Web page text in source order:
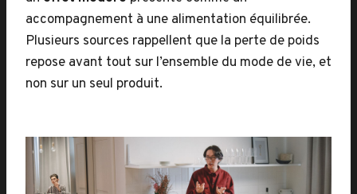
accompagnement à une alimentation équilibrée.
Plusieurs sources rappellent que la perte de poids
repose avant tout sur l’ensemble du mode de vie, et
non sur un seul produit.